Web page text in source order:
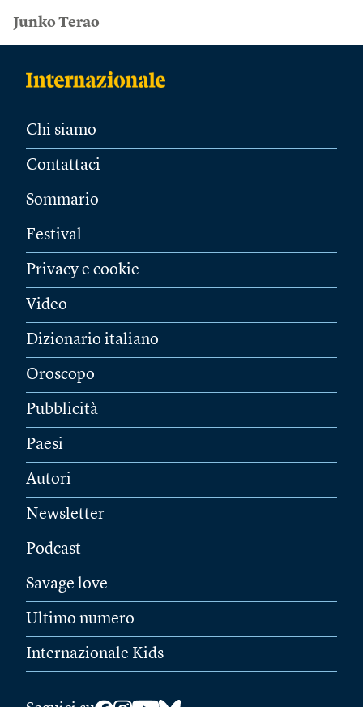
Junko Terao
Chi siamo
Contattaci
Sommario
Festival
Privacy e cookie
Video
Dizionario italiano
Oroscopo
Pubblicità
Paesi
Autori
Newsletter
Podcast
Savage love
Ultimo numero
Internazionale Kids